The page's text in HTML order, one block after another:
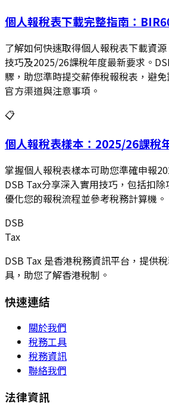
個人報稅表下載完整指南：
了解如何快速取得個人報稅表下載資
技巧及2025/26課稅年度最新要求。
驟，助您準時提交薪俸稅報稅表，避
官方渠道與注意事項。
📋
個人報稅表樣本：2025/26課稅
掌握個人報稅表樣本可助您準確申報
DSB Tax分享深入實用技巧，包括扣
優化您的報稅流程並參考稅務計算機。
DSB
Tax
DSB Tax 是香港稅務資訊平台，提供
具，助您了解香港稅制。
快速連結
關於我們
稅務工具
稅務資訊
聯絡我們
法律資訊